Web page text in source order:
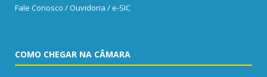
Fale Conosco / Ouvidoria / e-SIC
COMO CHEGAR NA CÂMARA